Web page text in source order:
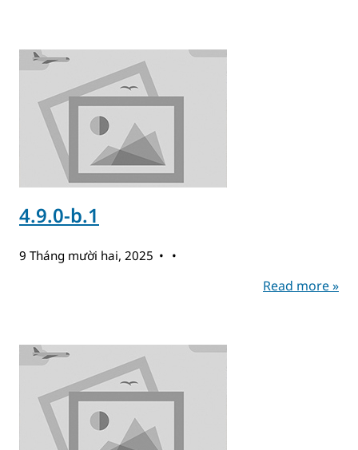
4.9.0-b.1
9 Tháng mười hai, 2025
Read more »